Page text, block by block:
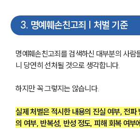
3. 명예훼손친고죄 | 처벌 기준
명예훼손친고죄를 검색하신 대부분의 사람
니 당연히 선처될 것으로 생각합니다.
하지만 꼭 그렇지는 않습니다.
실제 처벌은 적시한 내용의 진실 여부, 전파
의 여부, 반복성, 반성 정도, 피해 회복 여부